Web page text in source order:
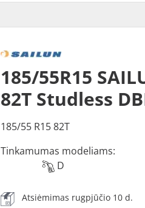
185/55R15
82T Studless
185/55 R15 82T
Tinkamumas modeliams:
D
Atsiėmimas rugpjūčio 10 d.